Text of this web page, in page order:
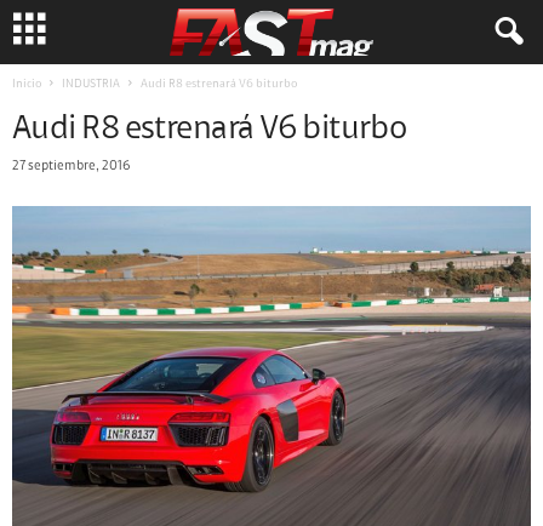
Inicio INDUSTRIA Audi R8 estrenará V6 biturbo
Audi R8 estrenará V6 biturbo
27 septiembre, 2016